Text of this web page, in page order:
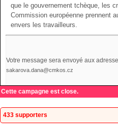
que le gouvernement tchèque, les
Commission européenne prennent
envers les travailleurs.
Votre message sera envoyé aux
sakarova.dana@cmkos.cz
Cette campagne est close.
433 supporters